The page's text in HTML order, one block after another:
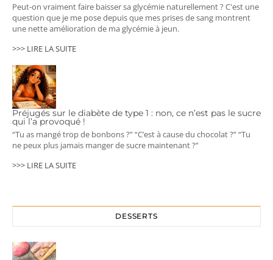
Peut-on vraiment faire baisser sa glycémie naturellement ? C'est une
question que je me pose depuis que mes prises de sang montrent
une nette amélioration de ma glycémie à jeun.
>>> LIRE LA SUITE
Préjugés sur le diabète de type 1 : non, ce n’est pas le sucre
qui l’a provoqué !
“Tu as mangé trop de bonbons ?” “C’est à cause du chocolat ?” “Tu
ne peux plus jamais manger de sucre maintenant ?”
>>> LIRE LA SUITE
DESSERTS